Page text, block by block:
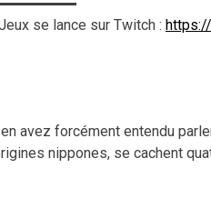
se lance sur Twitch :
en avez forcément entendu
nippones, se cachent